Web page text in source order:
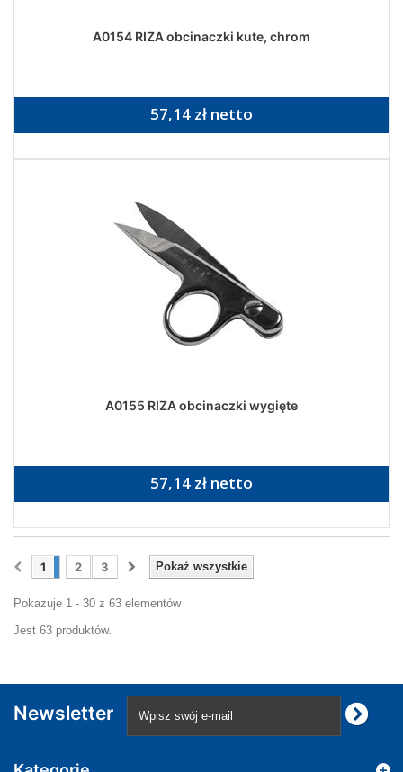
A0154 RIZA obcinaczki kute, chrom
57,14 zł netto
A0155 RIZA obcinaczki wygięte
57,14 zł netto
Pokaż wszystkie
1 2 3
Pokazuje 1 - 30 z 63 elementów
Jest 63 produktów.
Newsletter